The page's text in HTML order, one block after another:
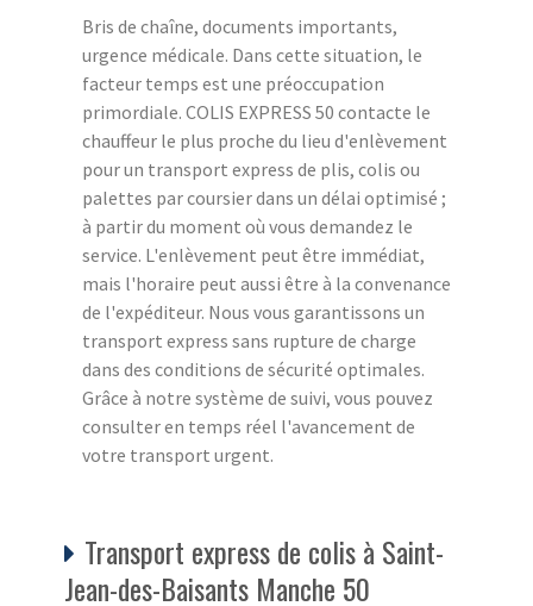
Bris de chaîne, documents importants,
urgence médicale. Dans cette situation, le
facteur temps est une préoccupation
primordiale. COLIS EXPRESS 50 contacte le
chauffeur le plus proche du lieu d'enlèvement
pour un transport express de plis, colis ou
palettes par coursier dans un délai optimisé ;
à partir du moment où vous demandez le
service. L'enlèvement peut être immédiat,
mais l'horaire peut aussi être à la convenance
de l'expéditeur. Nous vous garantissons un
transport express sans rupture de charge
dans des conditions de sécurité optimales.
Grâce à notre système de suivi, vous pouvez
consulter en temps réel l'avancement de
votre transport urgent.
Transport express de colis à Saint-
Jean-des-Baisants Manche 50